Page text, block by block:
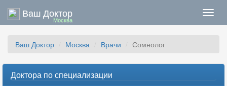
Ваш Доктор
Москва
Ваш Доктор Москва Врачи Сомнолог
Доктора по специализации